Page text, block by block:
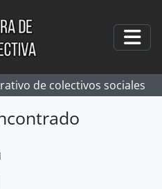
de colectivos sociales